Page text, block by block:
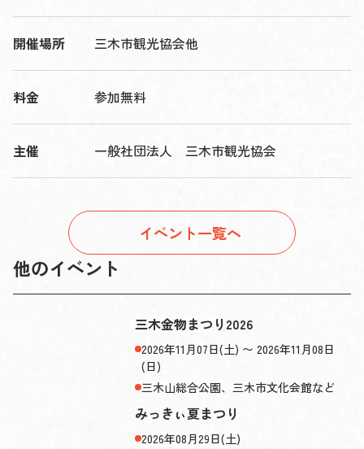
開催場所 三木市観光協会他
料金 参加無料
主催 一般社団法人 三木市観光協会
イベント一覧へ
他のイベント
三木金物まつり2026
2026年11月07日(土) 〜 2026年11月08日
(日)
三木山総合公園、三木市文化会館など
みっきぃ夏まつり
2026年08月29日(土)